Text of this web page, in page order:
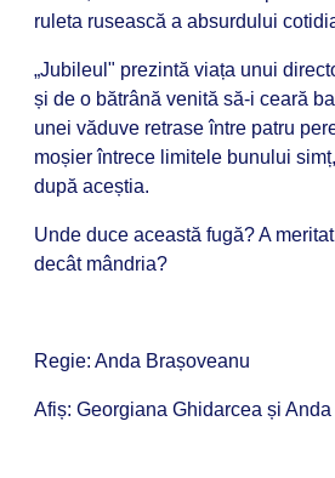
ruleta rusească a absurdului
„Jubileul" prezintă viața unui
și de o bătrână venită să-i ceară
unei văduve retrase între patru
moșier întrece limitele bunului
după aceștia.
Unde duce această fugă? A
decât mândria?
Regie: Anda Brașoveanu
Afiș: Georgiana Ghidarcea și